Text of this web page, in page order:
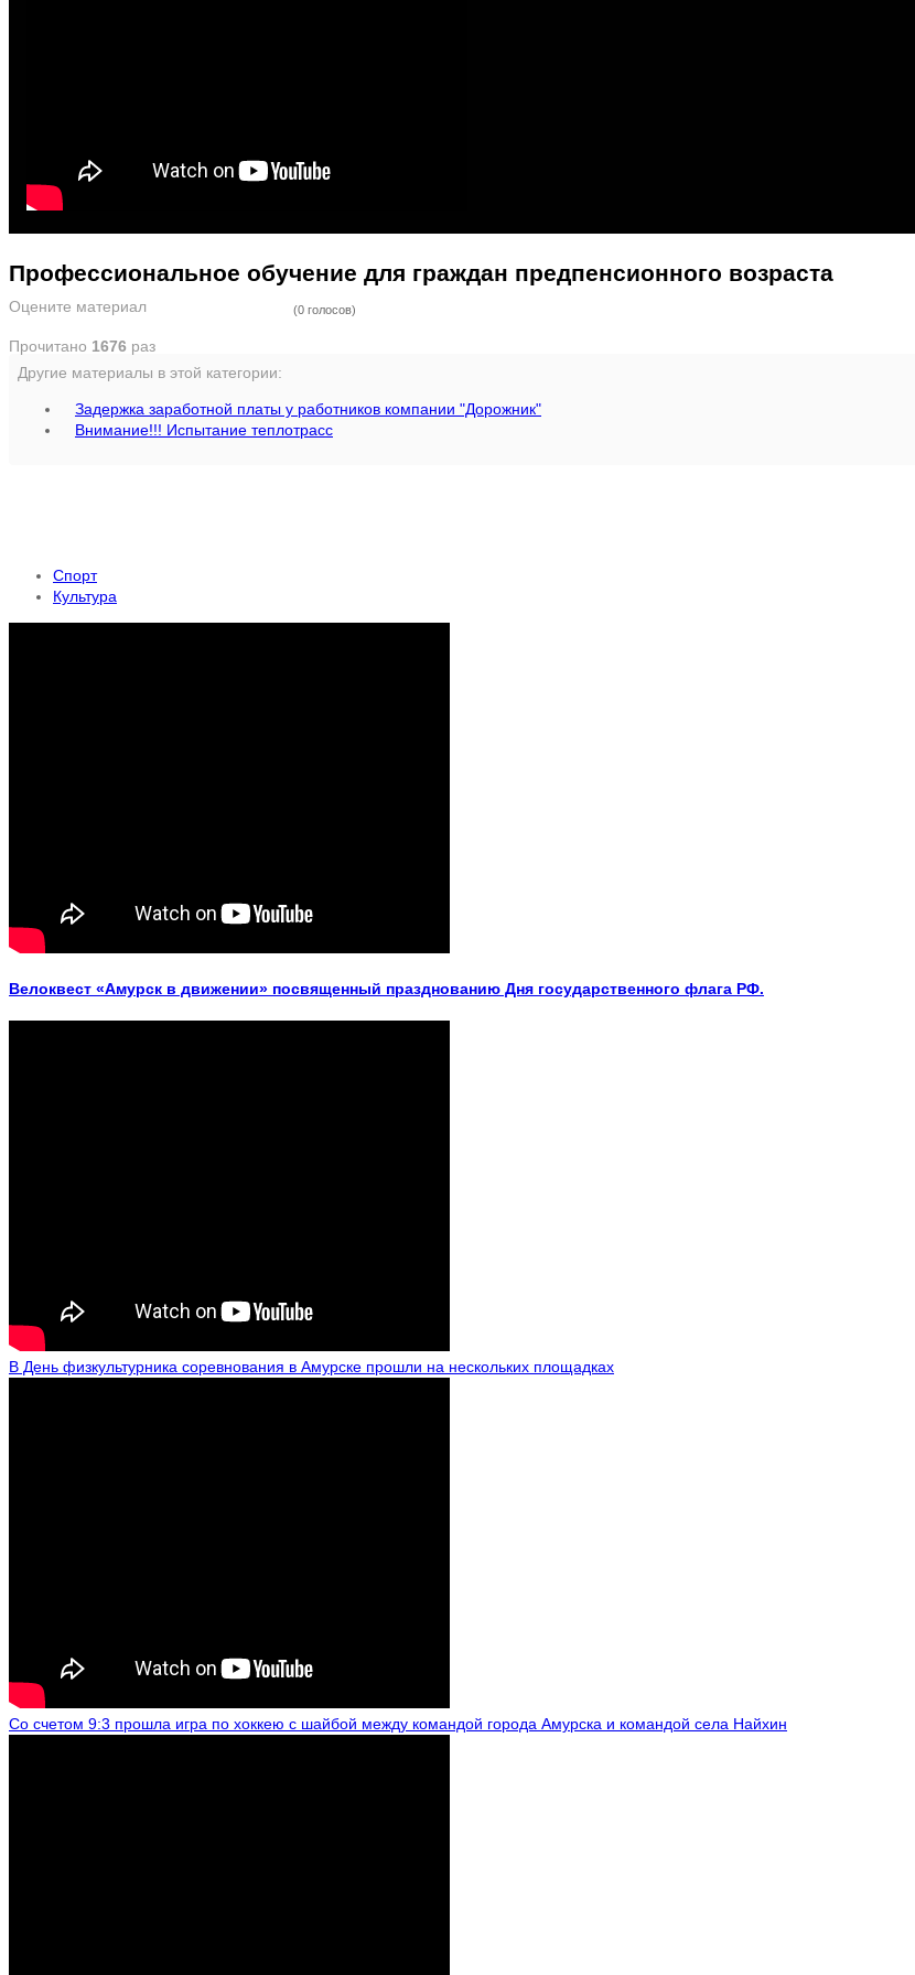
Профессиональное обучение для граждан предпенсионного возраста
Оцените материал (0 голосов)
Прочитано 1676 раз
Другие материалы в этой категории:
Задержка заработной платы у работников компании "Дорожник"
Внимание!!! Испытание теплотрасс
Спорт
Культура
Велоквест «Амурск в движении» посвященный празднованию Дня государственного флага РФ.
В День физкультурника соревнования в Амурске прошли на нескольких площадках
Со счетом 9:3 прошла игра по хоккею с шайбой между командой города Амурска и командой села Найхин